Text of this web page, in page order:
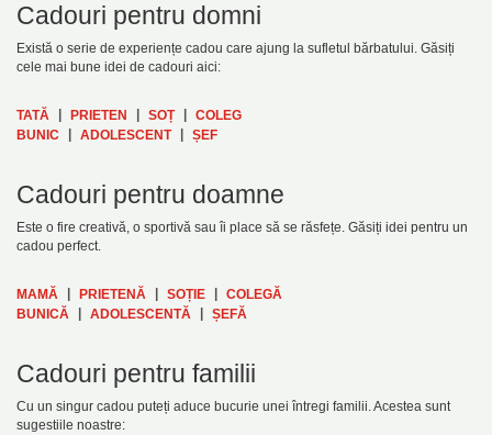
Cadouri pentru domni
Există o serie de experiențe cadou care ajung la sufletul bărbatului. Găsiți
cele mai bune idei de cadouri aici:
TATĂ PRIETEN SOȚ
COLEG
BUNIC
ADOLESCENT ȘEF
Cadouri pentru doamne
Este o fire creativă, o sportivă sau îi place să se răsfețe. Găsiți idei pentru un
cadou perfect.
MAMĂ PRIETENĂ SOȚIE
COLEGĂ
BUNICĂ
ADOLESCENTĂ ȘEFĂ
Cadouri pentru familii
Cu un singur cadou puteți aduce bucurie unei întregi familii. Acestea sunt
sugestiile noastre: